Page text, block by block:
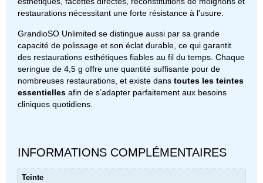
restaurations nécessitant une forte résistance à l’usure.
GrandioSO Unlimited se distingue aussi par sa grande
capacité de polissage et son éclat durable, ce qui garantit
des restaurations esthétiques fiables au fil du temps. Chaque
seringue de 4,5 g offre une quantité suffisante pour de
nombreuses restaurations, et existe dans toutes les teintes
essentielles afin de s’adapter parfaitement aux besoins
cliniques quotidiens.
INFORMATIONS COMPLÉMENTAIRES
Teinte